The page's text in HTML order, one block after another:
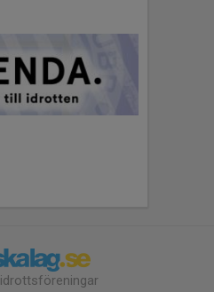
idrottsföreningar